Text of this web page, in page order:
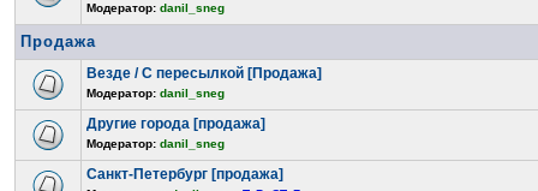
Модератор: danil_sneg
Продажа
Везде / С пересылкой [Продажа]
Модератор: danil_sneg
Другие города [продажа]
Модератор: danil_sneg
Санкт-Петербург [продажа]